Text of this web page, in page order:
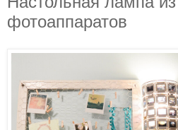
фотоаппаратов